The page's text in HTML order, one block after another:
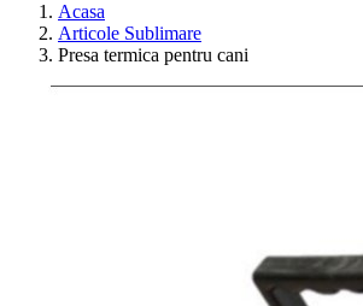
Acasa
Articole Sublimare
Presa termica pentru cani